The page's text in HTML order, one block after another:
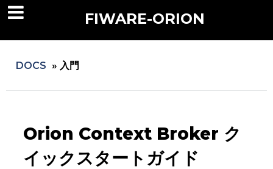
FIWARE-ORION
DOCS » 入門
Orion Context Broker ク
イックスタートガイド